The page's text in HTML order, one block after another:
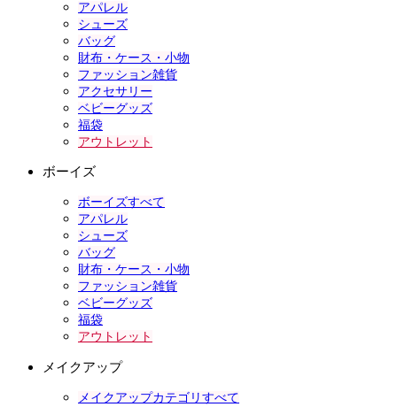
アパレル
シューズ
バッグ
財布・ケース・小物
ファッション雑貨
アクセサリー
ベビーグッズ
福袋
アウトレット
ボーイズ
ボーイズすべて
アパレル
シューズ
バッグ
財布・ケース・小物
ファッション雑貨
ベビーグッズ
福袋
アウトレット
メイクアップ
メイクアップカテゴリすべて